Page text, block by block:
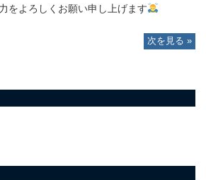
をよろしくお願い申し上げます
次を見る »